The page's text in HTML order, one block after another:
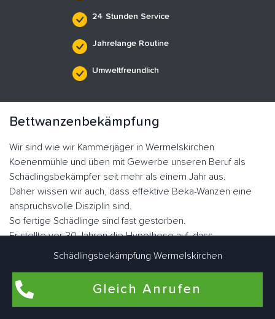
24 Stunden Service
Jahrelange Routine
Umweltfreundlich
Bettwanzenbekämpfung
Wir sind wie wir Kammerjäger in Wermelskirchen
Koenenmühle und üben mit Gewerbe unseren Beruf als
Schädlingsbekämpfer seit mehr als einem Jahr aus.
Daher wissen wir auch, dass effektive Beka-Wanzen eine
anspruchsvolle Disziplin sind.
So fertige Schädlinge sind fast gestorben.
Er stellte vor 30 Jahren die Hypothese auf, dass
blutsaugende Ektoparasiten auftreten würden.
Plattwürmern dank Resistenzen.
Die Familie der Graswanzen hat sich im Laufe der Evolution
sehr gut angepasst.
Schädlingsbekämpfung Wermelskirchen
Gleich Anrufen